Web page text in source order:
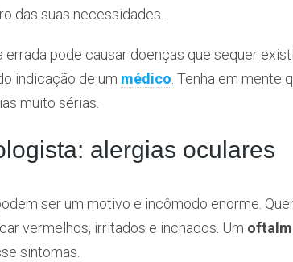
das suas necessidades.
errada pode causar doenças que sequer
indicação de um médico . Tenha em mente
muito sérias.
alergias oculares
ser um motivo e incômodo enorme.
vermelhos, irritados e inchados. Um
sintomas.